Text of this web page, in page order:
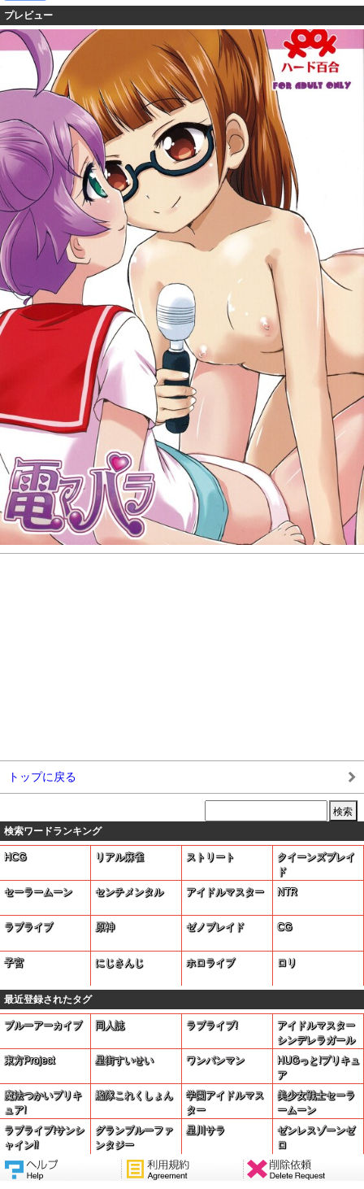
プレビュー
トップに戻る
検索ワードランキング
HCG リアル麻雀 ストリート
クイーンズブレイ
ド
セーラームーン
センチメンタル アイドルマスター NTR
ラブライブ 原神 ゼノブレイド CG
子宮 にじさんじ ホロライブ ロリ
最近登録されたタグ
ブルーアーカイブ 同人誌 ラブライブ!
アイドルマスター
シンデレラガール
ズ
東方Project 星街すいせい ワンパンマン
HUGっと!プリキュ
ア
魔法つかいプリキ
ュア!
艦隊これくしょん
学園アイドルマス
ター
美少女戦士セーラ
ームーン
ラブライブ!サンシ
ャイン!!
グランブルーファ
ンタジー
星川サラ
ゼンレスゾーンゼ
ロ